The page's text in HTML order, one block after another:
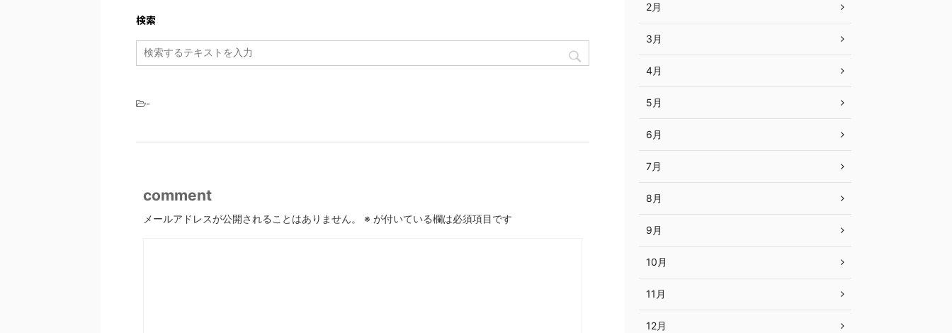
検索
-
comment
メールアドレスが公開されることはありません。 ※ が付いている欄は必須項目です
2月
3月
4月
5月
6月
7月
8月
9月
10月
11月
12月